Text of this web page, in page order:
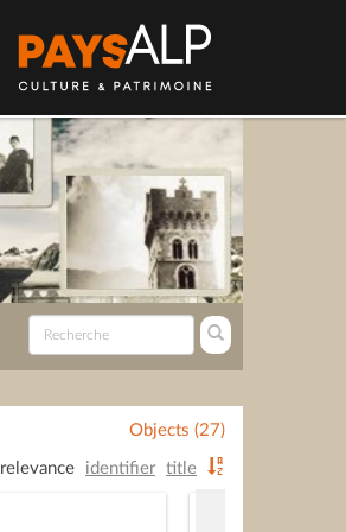
Objects (27)
relevance identifier title